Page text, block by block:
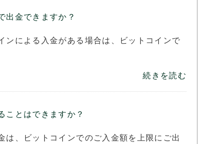
出金できますか？
ンによる入金がある場合は、ビットコインで
続きを読む
ことはできますか？
、ビットコインでのご入金額を上限にご出
Vantage Trading 月次トレードコンテスト